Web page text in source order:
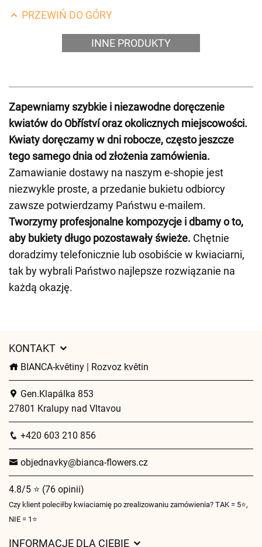
PRZEWIŃ DO GÓRY
INNE PRODUKTY
Zapewniamy szybkie i niezawodne doręczenie
kwiatów do Obříství oraz okolicznych miejscowości.
Kwiaty doręczamy w dni robocze, często jeszcze
tego samego dnia od złożenia zamówienia.
Zamawianie dostawy na naszym e-shopie jest
niezwykle proste, a przedanie bukietu odbiorcy
zawsze potwierdzamy Państwu e-mailem.
Tworzymy profesjonalne kompozycje i dbamy o to,
aby bukiety długo pozostawały świeże. Chętnie
doradzimy telefonicznie lub osobiście w kwiaciarni,
tak by wybrali Państwo najlepsze rozwiązanie na
każdą okazję.
KONTAKT
BIANCA-květiny | Rozvoz květin
Gen.Klapálka 853
27801 Kralupy nad Vltavou
+420 603 210 856
objednavky@bianca-flowers.cz
4.8/5 ⭐ (76 opinii)
Czy klient poleciłby kwiaciarnię po zrealizowaniu zamówienia? TAK = 5⭐,
NIE = 1⭐
INFORMACJE DLA CIEBIE